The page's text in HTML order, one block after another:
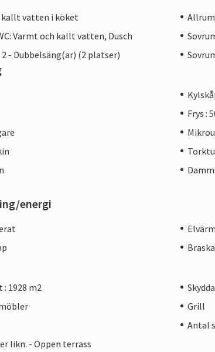
kallt vatten i köket
Varmt och kallt vatten, Dusch
2 - Dubbelsäng(ar) (2 platser)
Frys :
energi
1928 m2
Grill
Antal
likn. - Öppen terrass